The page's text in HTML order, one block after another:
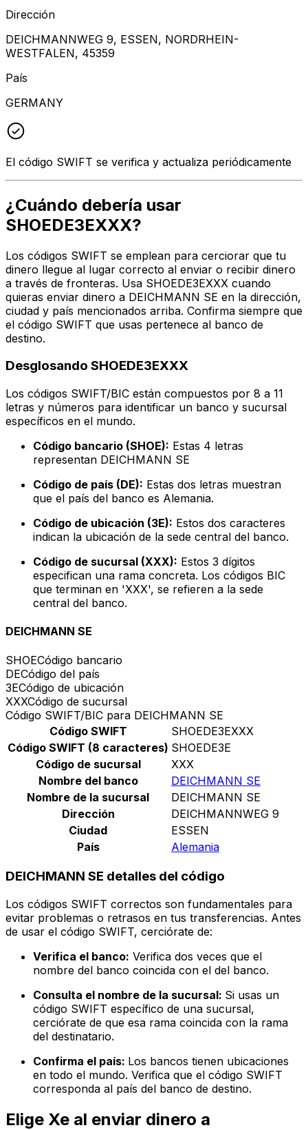
Dirección
DEICHMANNWEG 9, ESSEN, NORDRHEIN-
WESTFALEN, 45359
País
GERMANY
El código SWIFT se verifica y actualiza periódicamente
¿Cuándo debería usar
SHOEDE3EXXX?
Los códigos SWIFT se emplean para cerciorar que tu
dinero llegue al lugar correcto al enviar o recibir dinero
a través de fronteras. Usa SHOEDE3EXXX cuando
quieras enviar dinero a DEICHMANN SE en la dirección,
ciudad y país mencionados arriba. Confirma siempre que
el código SWIFT que usas pertenece al banco de
destino.
Desglosando SHOEDE3EXXX
Los códigos SWIFT/BIC están compuestos por 8 a 11
letras y números para identificar un banco y sucursal
específicos en el mundo.
Código bancario (SHOE): Estas 4 letras
representan DEICHMANN SE
Código de país (DE): Estas dos letras muestran
que el país del banco es Alemania.
Código de ubicación (3E): Estos dos caracteres
indican la ubicación de la sede central del banco.
Código de sucursal (XXX): Estos 3 dígitos
especifican una rama concreta. Los códigos BIC
que terminan en 'XXX', se refieren a la sede
central del banco.
DEICHMANN SE
SHOECódigo bancario
DECódigo del país
3ECódigo de ubicación
XXXCódigo de sucursal
Código SWIFT/BIC para DEICHMANN SE
Código SWIFT
SHOEDE3EXXX
Código SWIFT (8 caracteres) SHOEDE3E
Código de sucursal
XXX
Nombre del banco
DEICHMANN SE
Nombre de la sucursal
DEICHMANN SE
Dirección
DEICHMANNWEG 9
Ciudad
ESSEN
País
Alemania
DEICHMANN SE detalles del código
Los códigos SWIFT correctos son fundamentales para
evitar problemas o retrasos en tus transferencias. Antes
de usar el código SWIFT, cerciórate de:
Verifica el banco: Verifica dos veces que el
nombre del banco coincida con el del banco.
Consulta el nombre de la sucursal: Si usas un
código SWIFT específico de una sucursal,
cerciórate de que esa rama coincida con la rama
del destinatario.
Confirma el país: Los bancos tienen ubicaciones
en todo el mundo. Verifica que el código SWIFT
corresponda al país del banco de destino.
Elige Xe al enviar dinero a